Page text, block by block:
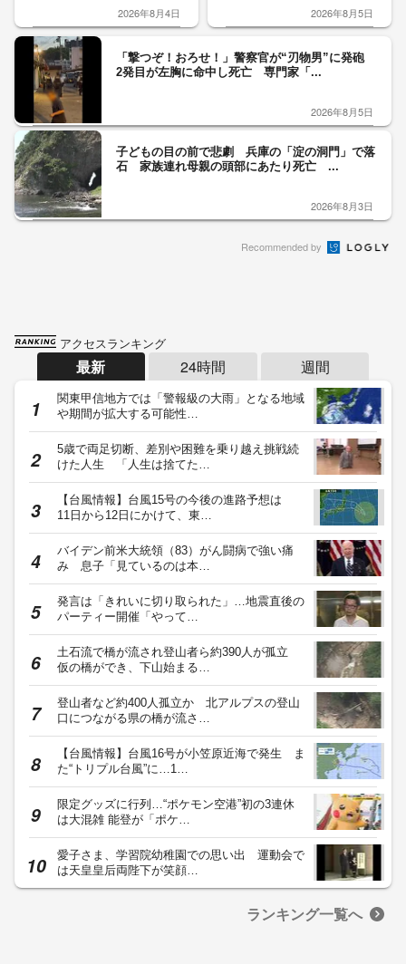
2026年8月4日 2026年8月5日
「撃つぞ！おろせ！」警察官が“刃物男”に発砲
2発目が左胸に命中し死亡 専門家「...
2026年8月5日
子どもの目の前で悲劇 兵庫の「淀の洞門」で落
石 家族連れ母親の頭部にあたり死亡 ...
2026年8月3日
Recommended by
アクセスランキング
最新 24時間 週間
関東甲信地方では「警報級の大雨」となる地域
や期間が拡大する可能性…
5歳で両足切断、差別や困難を乗り越え挑戦続
けた人生 「人生は捨てた…
【台風情報】台風15号の今後の進路予想は
11日から12日にかけて、東…
バイデン前米大統領（83）がん闘病で強い痛
み 息子「見ているのは本…
発言は「きれいに切り取られた」…地震直後の
パーティー開催「やって…
土石流で橋が流され登山者ら約390人が孤立
仮の橋ができ、下山始まる…
登山者など約400人孤立か 北アルプスの登山
口につながる県の橋が流さ…
【台風情報】台風16号が小笠原近海で発生 ま
た“トリプル台風”に…1…
限定グッズに行列…“ポケモン空港”初の3連休
は大混雑 能登が「ポケ…
愛子さま、学習院幼稚園での思い出 運動会で
は天皇皇后両陛下が笑顔…
ランキング一覧へ